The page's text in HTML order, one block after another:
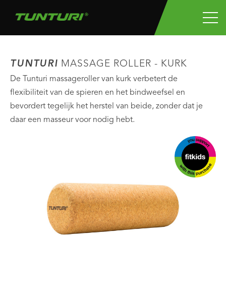
TUNTURI MASSAGE ROLLER - KURK
De Tunturi massageroller van kurk verbetert de
flexibiliteit van de spieren en het bindweefsel en
bevordert tegelijk het herstel van beide, zonder dat je
daar een masseur voor nodig hebt.